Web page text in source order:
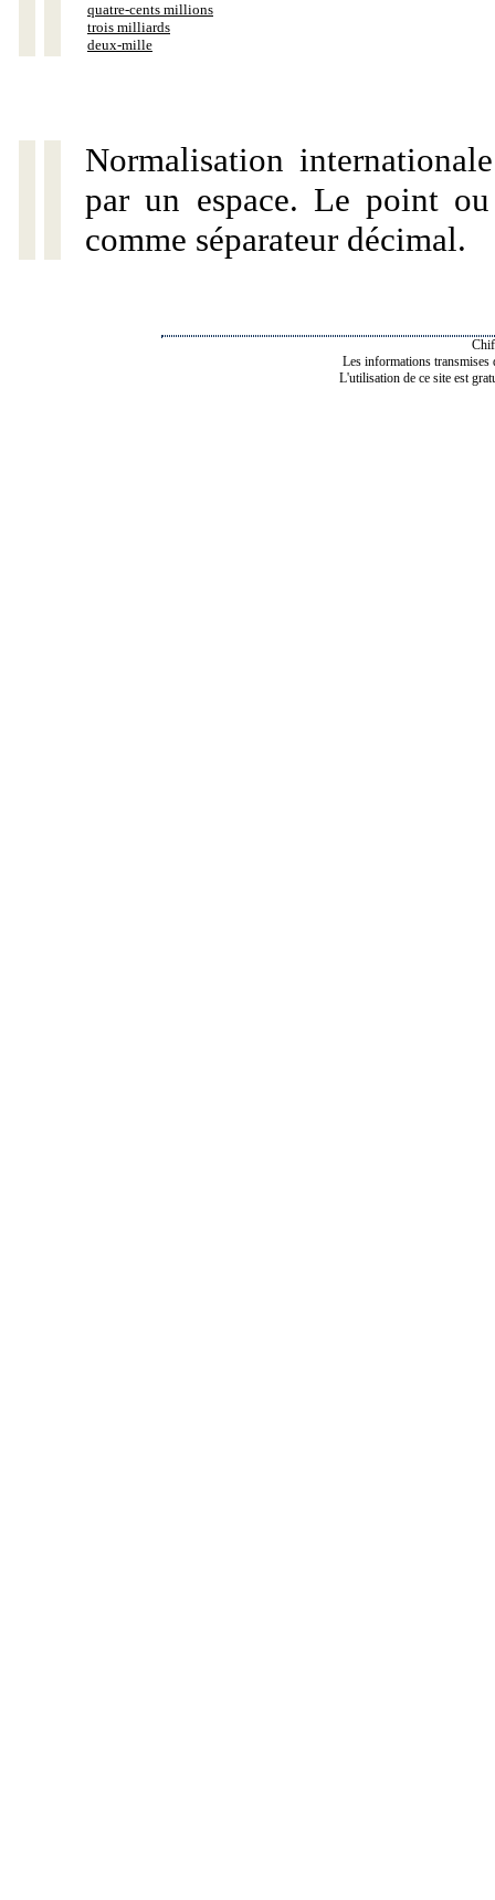
quatre-cents millions
trois milliards
deux-mille
Normalisation
par un espace. Le point
comme séparateur décimal.
Les informations transmises
L'utilisation de ce site est